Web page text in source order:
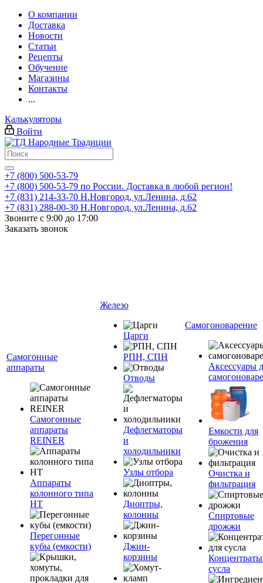
О компании
Доставка
Новости
Статьи
Рецепты
Обучение
Магазины
Контакты
...
Калькуляторы
Войти
+7 (800) 500-53-79
+7 (800) 500-53-79 по России. Доставка в любой регион!
+7 (831) 214-33-70 Н.Новгород, ул.Ленина, д.62
+7 (831) 288-00-30 Н.Новгород, ул.Ленина, д.62
Звоните с 9:00 до 17:00
Заказать звонок
Самогонные
аппараты
Самогонные
аппараты
REINER
Аппараты
колонного типа
НТ
Перегонные
кубы (емкости)
Железо
Царги
РПН, СПН
Отводы
Дефлегматоры
и
холодильники
Узлы отбора
Диоптры,
колонны
Джин-
корзины
Самогоноварение
Аксессуары
Емкости для
брожения
Очистка и
фильтрация
Спиртовые
дрожжи
сусла